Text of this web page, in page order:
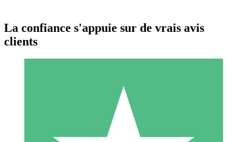
Packs de Crédits Individuels
Payez à l'utilisation avec des crédits de téléchargement. Sans
La confiance s'appuie sur de vrais avis
clients